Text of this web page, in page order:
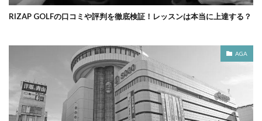
RIZAP GOLFの口コミや評判を徹底検証！レッスンは本当に上達する？
AGA